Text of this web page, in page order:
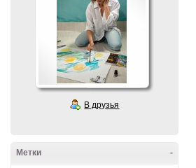
В друзья
-
Метки